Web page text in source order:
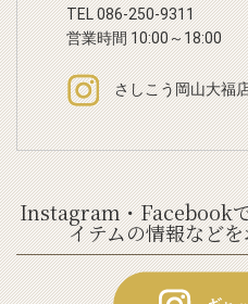
TEL 086-250-9311
営業時間 10:00～18:00
さしこう岡山大福
Instagram・Facebook
イテムの情報など